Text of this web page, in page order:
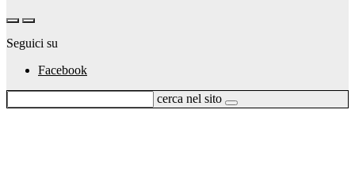
Seguici su
Facebook
cerca nel sito